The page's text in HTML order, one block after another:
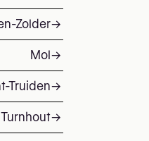
Zolder→
Mol→
Truiden→
Turnhout→